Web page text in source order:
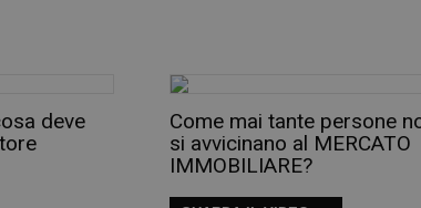
deve
Come mai tante persone
si avvicinano al MERCATO
IMMOBILIARE?